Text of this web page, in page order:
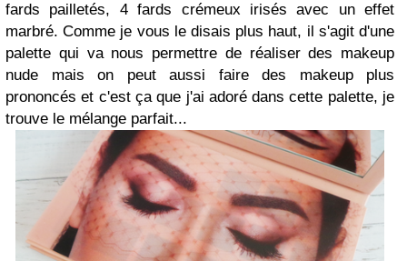
fards pailletés, 4 fards crémeux irisés avec un effet
marbré. Comme je vous le disais plus haut, il s'agit d'une
palette qui va nous permettre de réaliser des makeup
nude mais on peut aussi faire des makeup plus
prononcés et c'est ça que j'ai adoré dans cette palette, je
trouve le mélange parfait...